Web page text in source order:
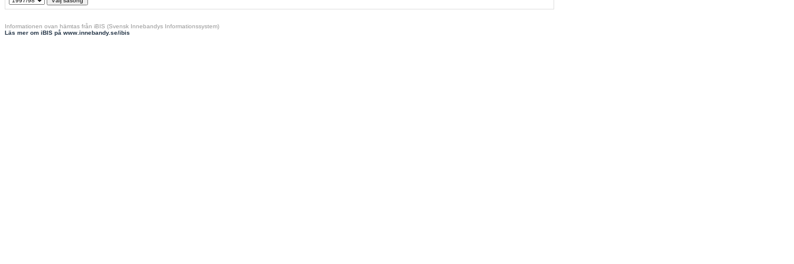
Informationen ovan hämtas från iBIS (Svensk Innebandys Informationssystem)
Läs mer om iBIS på www.innebandy.se/ibis